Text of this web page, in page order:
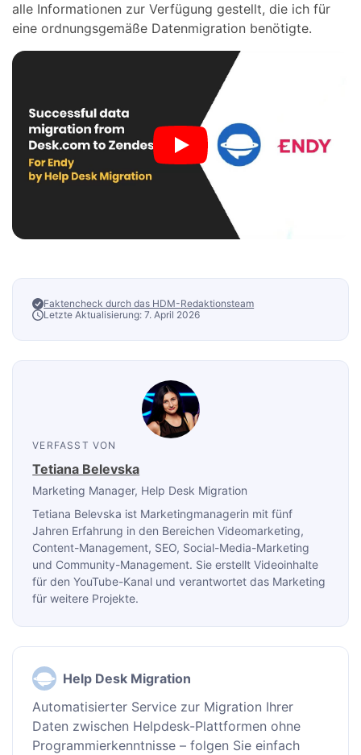
alle Informationen zur Verfügung gestellt, die ich für
eine ordnungsgemäße Datenmigration benötigte.
Faktencheck durch das HDM-Redaktionsteam
Letzte Aktualisierung: 7. April 2026
VERFASST VON
Tetiana Belevska
Marketing Manager, Help Desk Migration
Tetiana Belevska ist Marketingmanagerin mit fünf
Jahren Erfahrung in den Bereichen Videomarketing,
Content-Management, SEO, Social-Media-Marketing
und Community-Management. Sie erstellt Videoinhalte
für den YouTube-Kanal und verantwortet das Marketing
für weitere Projekte.
Help Desk Migration
Automatisierter Service zur Migration Ihrer
Daten zwischen Helpdesk-Plattformen ohne
Programmierkenntnisse – folgen Sie einfach